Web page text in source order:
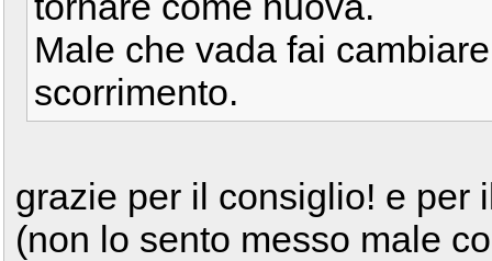
Male che vada fai
scorrimento.
grazie per il consiglio! e per
(non lo sento messo male